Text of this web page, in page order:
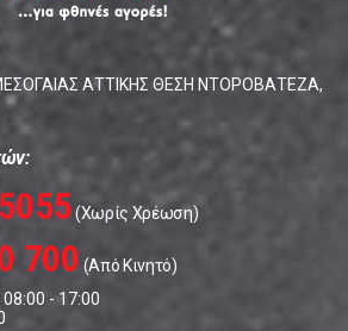
ΑΤΤΙΚΗΣ ΘΕΣΗ ΝΤΟΡΟΒΑΤΕΖΑ,
(Χωρίς Χρέωση)
700 (Από Κινητό)
- 17:00